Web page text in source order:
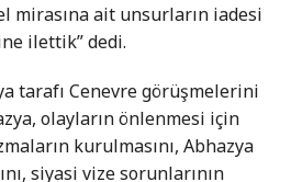
mirasına ait unsurların iadesi
ilettik” dedi.
tarafı Cenevre görüşmelerini
olayların önlenmesi için
kurulmasını, Abhazya
siyasi vize sorunlarının